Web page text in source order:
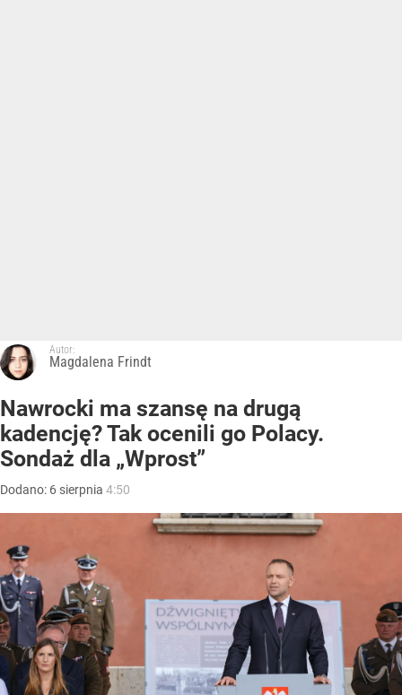
Autor:
Magdalena Frindt
Nawrocki ma szansę na drugą
kadencję? Tak ocenili go Polacy.
Sondaż dla „Wprost”
Dodano: 6 sierpnia 4:50